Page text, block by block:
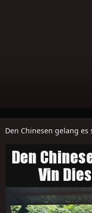
Den Chinesen gelang es